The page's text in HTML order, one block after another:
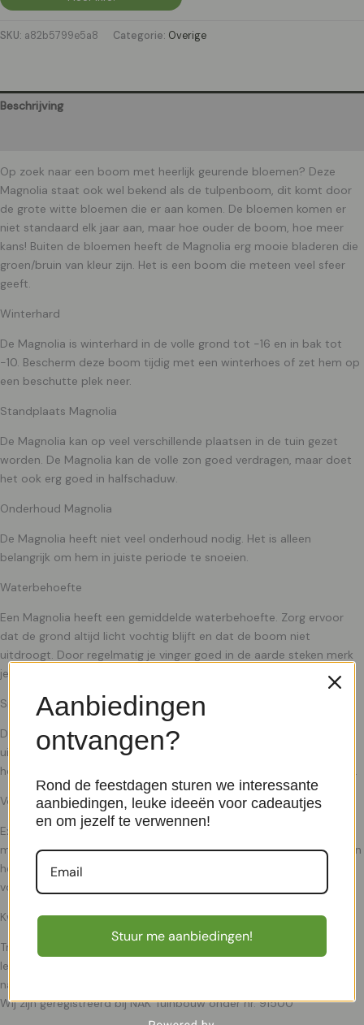
SKU: a82b5799e5a8 Categorie: Overige
Beschrijving
Op zoek naar een boom met heerlijk geurende bloemen? Deze
Magnolia staat ook wel bekend als de tulpenboom, dit komt door
de grote witte bloemen die er aan komen. De bloemen komen er
niet standaard elk jaar aan, maar hoe ouder de boom, hoe meer
kans! Buiten de bloemen heeft de Magnolia erg mooie bladeren die
groen/bruin van kleur zijn. Het is een boom die meteen veel sfeer
geeft.
Winterhard
De Magnolia is winterhard in de volle grond tot -16 en in bak tot
-10. Bescherm deze boom tijdig met een winterhoes of zet hem op
een beschutte plek neer.
Standplaats Magnolia
De Magnolia kan op veel verschillende plaatsen in de tuin gezet
worden. De Magnolia kan de volle zon goed verdragen, maar doet
het ook erg goed in halfschaduw.
Onderhoud Magnolia
De Magnolia heeft niet veel onderhoud nodig. Het is alleen
belangrijk om hem in juiste periode te snoeien.
Waterbehoefte
Een Magnolia heeft een gemiddelde waterbehoefte. Zorg ervoor
dat de grond altijd licht vochtig blijft en dat de boom niet
uitdroogt. Door regelmatig je vinger goed in de aarde steken merk
je snel of de boom te droog of te nat staat.
Snoeien
De Magnolia hoeft in principe niet gesnoeid te worden. Het is
uiteraard wel mogelijk om dode takken weg te knippen. Mocht je
hem wel willen snoeien dan moet je dit in de wintermaanden doen.
Voeding
Extra voeding bevordert de groei van de Magnolia en geeft een
mooie kleur aan het blad. De Magnolia heeft alleen voeding nodig in
het groeiseizoen van maart t/m oktober. Wij adviseren om deze
voeding te gebruiken.
Kwaliteitsgarantie
Tropictrees selecteert zijn planten zelf bij de kweker. Kwaliteit en
leveringsbetrouwbaarheid staan bij ons centraal. Het blijft een
natuurproduct waardoor het altijd iets kan afwijken van de foto’s.
Wij zijn geregistreerd bij NAK Tuinbouw onder nr. 91500
Aanbiedingen
ontvangen?
Rond de feestdagen sturen we interessante
aanbiedingen, leuke ideeën voor cadeautjes
en om jezelf te verwennen!
Stuur me aanbiedingen!